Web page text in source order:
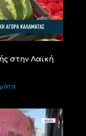
στην Λαϊκή